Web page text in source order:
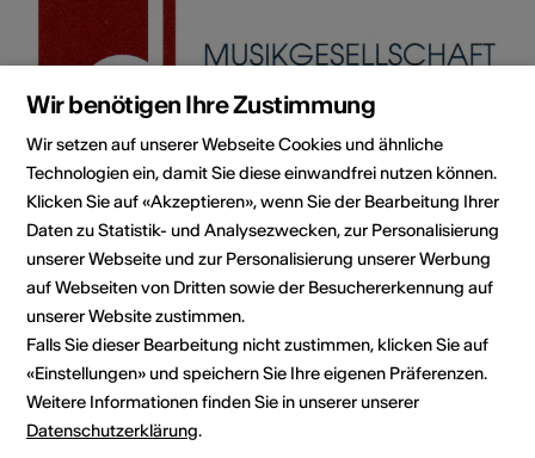
Institution / Organisation
MG Gebüdemalp
Musikgesellschaft
Oberstalden 95
3932 Visperterminen
Telefon +41 79 374 19 10
E-Mail
Webseite
Wir benötigen Ihre Zustimmung
Wir setzen auf unserer Webseite Cookies und ähnliche
Technologien ein, damit Sie diese einwandfrei nutzen können.
Klicken Sie auf «Akzeptieren», wenn Sie der Bearbeitung Ihrer
Daten zu Statistik- und Analysezwecken, zur Personalisierung
unserer Webseite und zur Personalisierung unserer Werbung
auf Webseiten von Dritten sowie der Besuchererkennung auf
unserer Website zustimmen.
Falls Sie dieser Bearbeitung nicht zustimmen, klicken Sie auf
«Einstellungen» und speichern Sie Ihre eigenen Präferenzen.
Weitere Informationen finden Sie in unserer unserer
Datenschutzerklärung.